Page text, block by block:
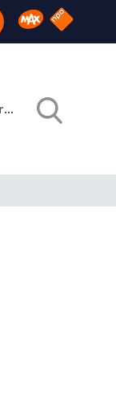
Omroep MAX
NPO
Registreren